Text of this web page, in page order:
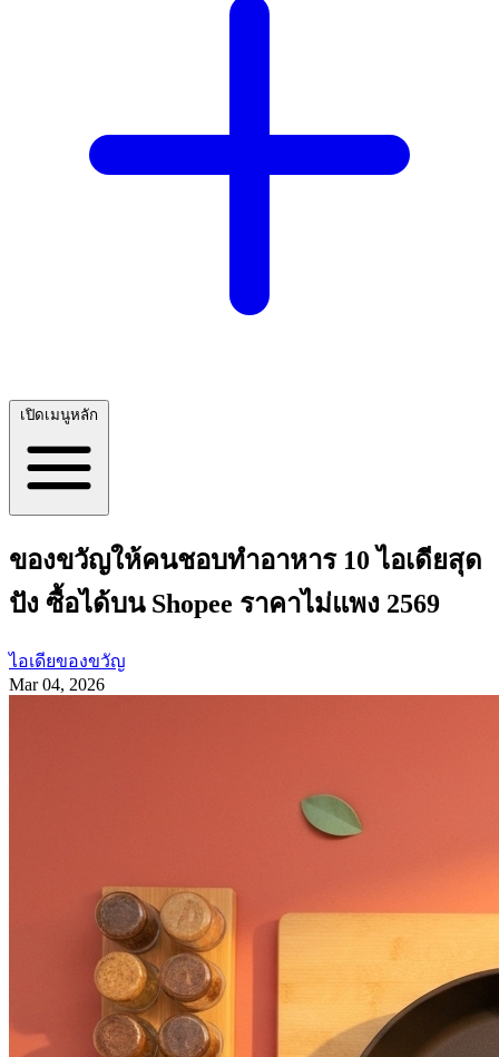
เปิดเมนูหลัก
ของขวัญให้คนชอบทำอาหาร 10 ไอเดียสุด
ปัง ซื้อได้บน Shopee ราคาไม่แพง 2569
ไอเดียของขวัญ
Mar 04, 2026